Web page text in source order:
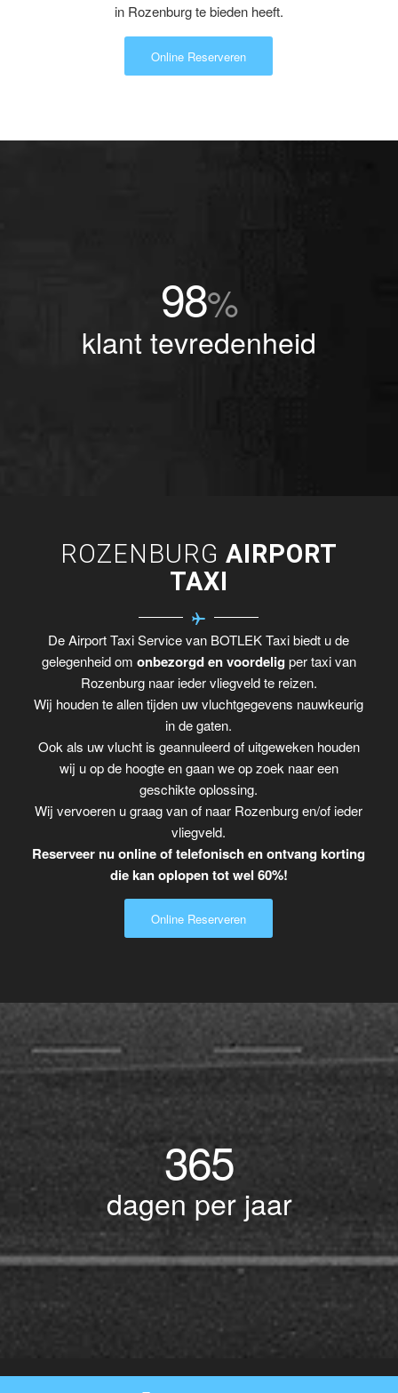
in Rozenburg te bieden heeft.
Online Reserveren
98%
klant tevredenheid
ROZENBURG AIRPORT
TAXI
De Airport Taxi Service van BOTLEK Taxi biedt u de
gelegenheid om onbezorgd en voordelig per taxi van
Rozenburg naar ieder vliegveld te reizen.
Wij houden te allen tijden uw vluchtgegevens nauwkeurig
in de gaten.
Ook als uw vlucht is geannuleerd of uitgeweken houden
wij u op de hoogte en gaan we op zoek naar een
geschikte oplossing.
Wij vervoeren u graag van of naar Rozenburg en/of ieder
vliegveld.
Reserveer nu online of telefonisch en ontvang korting
die kan oplopen tot wel 60%!
Online Reserveren
365
dagen per jaar